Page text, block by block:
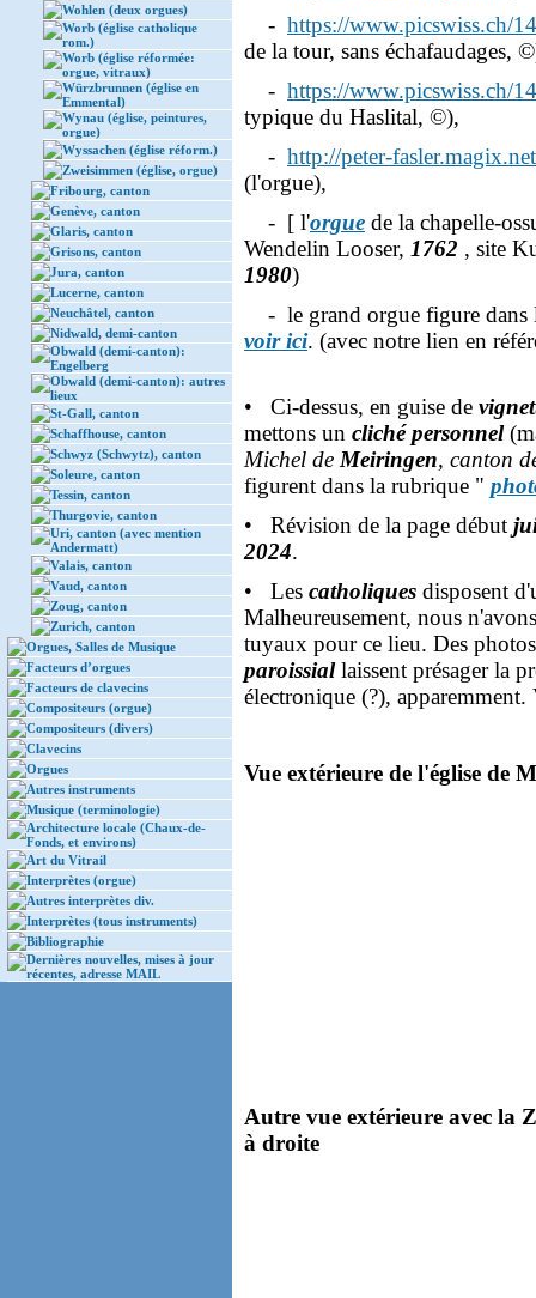
Wohlen (deux orgues)
Worb (église catholique
rom.)
Worb (église réformée:
orgue, vitraux)
Würzbrunnen (église en
Emmental)
Wynau (église, peintures,
orgue)
Wyssachen (église réform.)
Zweisimmen (église, orgue)
Fribourg, canton
Genève, canton
Glaris, canton
Grisons, canton
Jura, canton
Lucerne, canton
Neuchâtel, canton
Nidwald, demi-canton
Obwald (demi-canton):
Engelberg
Obwald (demi-canton): autres
lieux
St-Gall, canton
Schaffhouse, canton
Schwyz (Schwytz), canton
Soleure, canton
Tessin, canton
Thurgovie, canton
Uri, canton (avec mention
Andermatt)
Valais, canton
Vaud, canton
Zoug, canton
Zurich, canton
Orgues, Salles de Musique
Facteurs d’orgues
Facteurs de clavecins
Compositeurs (orgue)
Compositeurs (divers)
Clavecins
Orgues
Autres instruments
Musique (terminologie)
Architecture locale (Chaux-de-
Fonds, et environs)
Art du Vitrail
Interprètes (orgue)
Autres interprètes div.
Interprètes (tous instruments)
Bibliographie
Dernières nouvelles, mises à jour
récentes, adresse MAIL
- https://www.picswiss.ch/
de la tour, sans échafaudages,
- https://www.picswiss.ch/
typique du Haslital, ©),
- http://peter-
(l'orgue),
- [ l'orgue de la chapelle-
Wendelin Looser, 1762 , site
1980)
- le grand orgue figure dans
voir ici. (avec notre lien en
• Ci-dessus, en guise de
mettons un cliché personnel
Michel de Meiringen, canton
figurent dans la rubrique "
• Révision de la page début
2024.
• Les catholiques disposent
Malheureusement, nous
tuyaux pour ce lieu. Des
paroissiallaissent présager la
électronique (?),
Vue extérieure de l'église de
Autre vue extérieure avec la
à droite